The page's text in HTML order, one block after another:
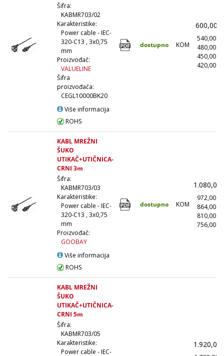
Šifra:
KABMR703/02
Karakteristike:
Power cable - IEC-
320-C13 , 3x0,75
mm
Proizvođač:
VALUELINE
Šifra
proizvođača:
CEGL10000BK20
Više informacija
ROHS
dostupno KOM
600,00
540,00
480,00
450,00
420,00
KABL MREŽNI
ŠUKO
UTIKAČ+UTIČNICA-
CRNI 3m
Šifra:
KABMR703/03
Karakteristike:
Power cable - IEC-
320-C13 , 3x0,75
mm
Proizvođač:
GOOBAY
Više informacija
ROHS
dostupno KOM
1.080,00
972,00
864,00
810,00
756,00
KABL MREŽNI
ŠUKO
UTIKAČ+UTIČNICA-
CRNI 5m
Šifra:
KABMR703/05
Karakteristike:
Power cable - IEC-
1.920,00